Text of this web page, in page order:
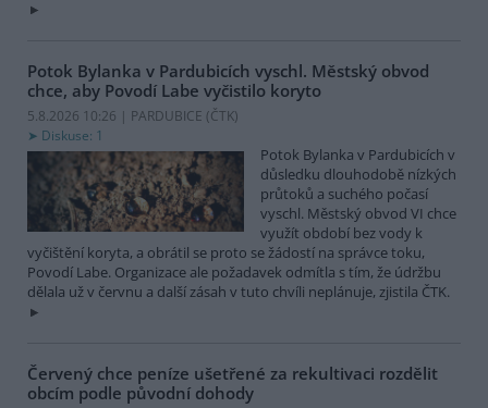
Potok Bylanka v Pardubicích vyschl. Městský obvod
chce, aby Povodí Labe vyčistilo koryto
5.8.2026 10:26 | PARDUBICE (ČTK)
Diskuse: 1
Potok Bylanka v Pardubicích v
důsledku dlouhodobě nízkých
průtoků a suchého počasí
vyschl. Městský obvod VI chce
využít období bez vody k
vyčištění koryta, a obrátil se proto se žádostí na správce toku,
Povodí Labe. Organizace ale požadavek odmítla s tím, že údržbu
dělala už v červnu a další zásah v tuto chvíli neplánuje, zjistila ČTK.
Červený chce peníze ušetřené za rekultivaci rozdělit
obcím podle původní dohody